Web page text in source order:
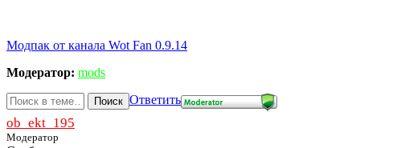
Модпак от канала Wot Fan 0.9.14
Модератор: mods
Поиск Ответить
ob_ekt_195
Модератор